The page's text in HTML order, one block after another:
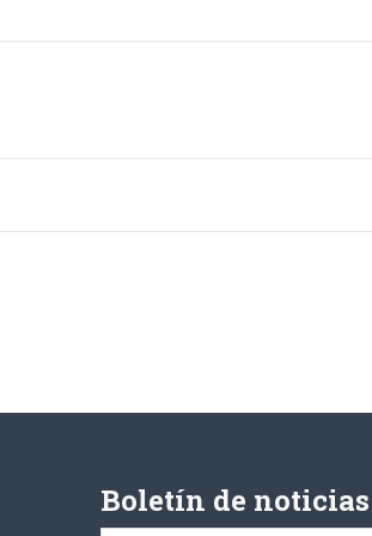
Boletín de noticias